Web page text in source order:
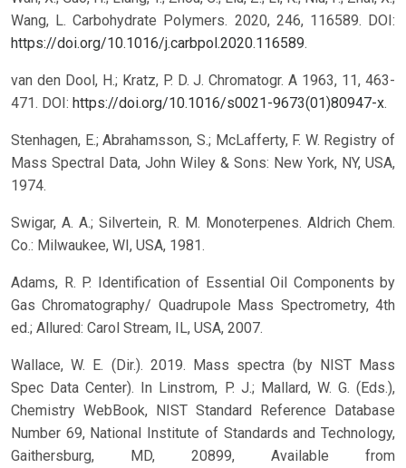
Wang, L. Carbohydrate Polymers. 2020, 246, 116589. DOI:
https://doi.org/10.1016/j.carbpol.2020.116589.
van den Dool, H.; Kratz, P. D. J. Chromatogr. A 1963, 11, 463-
471. DOI: https://doi.org/10.1016/s0021-9673(01)80947-x.
Stenhagen, E.; Abrahamsson, S.; McLafferty, F. W. Registry of
Mass Spectral Data, John Wiley & Sons: New York, NY, USA,
1974.
Swigar, A. A.; Silvertein, R. M. Monoterpenes. Aldrich Chem.
Co.: Milwaukee, WI, USA, 1981.
Adams, R. P. Identification of Essential Oil Components by
Gas Chromatography/ Quadrupole Mass Spectrometry, 4th
ed.; Allured: Carol Stream, IL, USA, 2007.
Wallace, W. E. (Dir.). 2019. Mass spectra (by NIST Mass
Spec Data Center). In Linstrom, P. J.; Mallard, W. G. (Eds.),
Chemistry WebBook, NIST Standard Reference Database
Number 69, National Institute of Standards and Technology,
Gaithersburg, MD, 20899, Available from